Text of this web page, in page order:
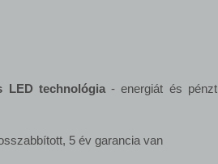
LED technológia- energiát és pénzt
5 év garancia van